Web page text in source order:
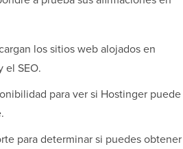
los sitios web alojados en
el SEO.
para ver si Hostinger puede
para determinar si puedes obtener